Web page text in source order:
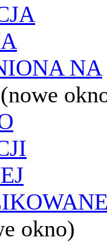
NA
(nowe
okno)